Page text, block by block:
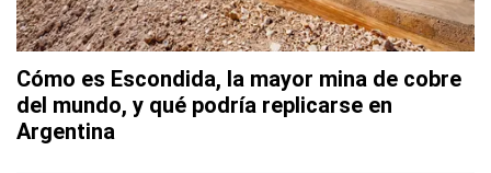
Cómo es Escondida, la mayor mina de cobre
del mundo, y qué podría replicarse en
Argentina